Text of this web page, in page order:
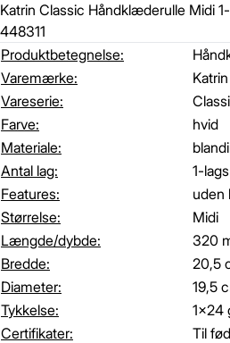
Katrin Classic Håndklæderulle Midi
448311
Produktbetegnelse:
Varemærke:
Katrin
Vareserie:
Farve:
hvid
Materiale:
Antal lag:
1-lags
Features:
uden
Størrelse:
Midi
Længde/dybde:
320
Bredde:
20,5
Diameter:
19,5
Tykkelse:
1x24
Certifikater:
Til